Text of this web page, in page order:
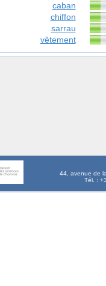
caban
chiffon
sarrau
vêtement
44, avenue de
Tél. :